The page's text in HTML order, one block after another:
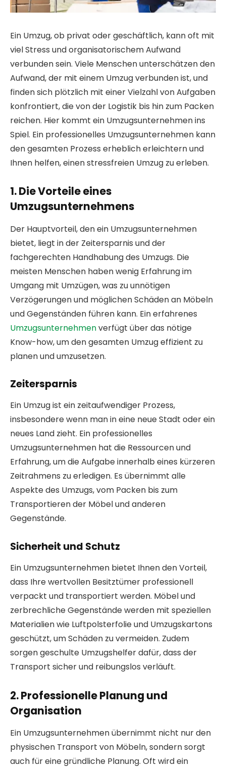
Ein Umzug, ob privat oder geschäftlich, kann oft mit
viel Stress und organisatorischem Aufwand
verbunden sein. Viele Menschen unterschätzen den
Aufwand, der mit einem Umzug verbunden ist, und
finden sich plötzlich mit einer Vielzahl von Aufgaben
konfrontiert, die von der Logistik bis hin zum Packen
reichen. Hier kommt ein Umzugsunternehmen ins
Spiel. Ein professionelles Umzugsunternehmen kann
den gesamten Prozess erheblich erleichtern und
Ihnen helfen, einen stressfreien Umzug zu erleben.
1. Die Vorteile eines
Umzugsunternehmens
Der Hauptvorteil, den ein Umzugsunternehmen
bietet, liegt in der Zeitersparnis und der
fachgerechten Handhabung des Umzugs. Die
meisten Menschen haben wenig Erfahrung im
Umgang mit Umzügen, was zu unnötigen
Verzögerungen und möglichen Schäden an Möbeln
und Gegenständen führen kann. Ein erfahrenes
Umzugsunternehmenverfügt über das nötige
Know-how, um den gesamten Umzug effizient zu
planen und umzusetzen.
Zeitersparnis
Ein Umzug ist ein zeitaufwendiger Prozess,
insbesondere wenn man in eine neue Stadt oder ein
neues Land zieht. Ein professionelles
Umzugsunternehmen hat die Ressourcen und
Erfahrung, um die Aufgabe innerhalb eines kürzeren
Zeitrahmens zu erledigen. Es übernimmt alle
Aspekte des Umzugs, vom Packen bis zum
Transportieren der Möbel und anderen
Gegenstände.
Sicherheit und Schutz
Ein Umzugsunternehmen bietet Ihnen den Vorteil,
dass Ihre wertvollen Besitztümer professionell
verpackt und transportiert werden. Möbel und
zerbrechliche Gegenstände werden mit speziellen
Materialien wie Luftpolsterfolie und Umzugskartons
geschützt, um Schäden zu vermeiden. Zudem
sorgen geschulte Umzugshelfer dafür, dass der
Transport sicher und reibungslos verläuft.
2. Professionelle Planung und
Organisation
Ein Umzugsunternehmen übernimmt nicht nur den
physischen Transport von Möbeln, sondern sorgt
auch für eine gründliche Planung. Oft wird ein